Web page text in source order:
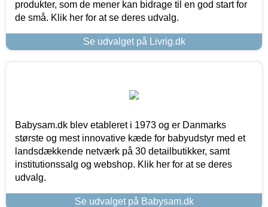
produkter, som de mener kan bidrage til en god start for
de små. Klik her for at se deres udvalg.
Se udvalget på Livrig.dk
Babysam.dk blev etableret i 1973 og er Danmarks
største og mest innovative kæde for babyudstyr med et
landsdækkende netværk på 30 detailbutikker, samt
institutionssalg og webshop. Klik her for at se deres
udvalg.
Se udvalget på Babysam.dk